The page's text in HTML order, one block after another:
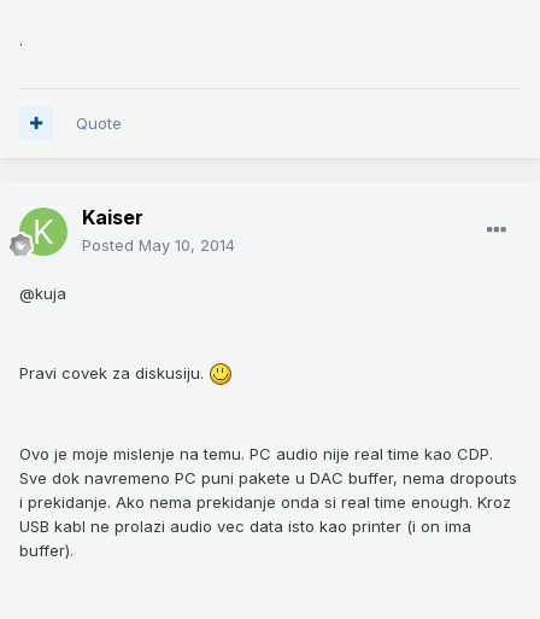
.
Quote
Kaiser
Posted May 10, 2014
@kuja
Pravi covek za diskusiju.
Ovo je moje mislenje na temu. PC audio nije real time kao CDP.
Sve dok navremeno PC puni pakete u DAC buffer, nema dropouts
i prekidanje. Ako nema prekidanje onda si real time enough. Kroz
USB kabl ne prolazi audio vec data isto kao printer (i on ima
buffer).